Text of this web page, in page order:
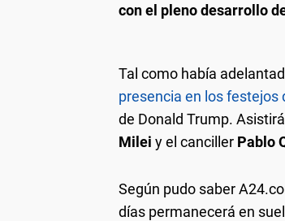
con el pleno desarrollo
Tal como había
presencia en los festejos
de Donald Trump.
Milei y el canciller Pablo
Según pudo saber
días permanecerá en